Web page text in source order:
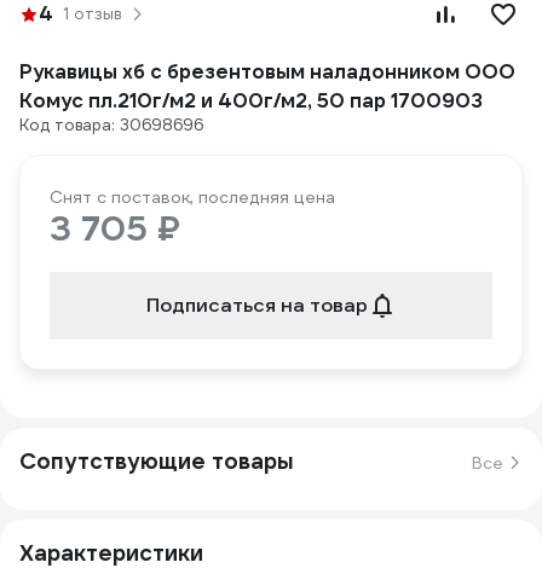
4 1 отзыв
Рукавицы хб с брезентовым наладонником ООО
Комус пл.210г/м2 и 400г/м2, 50 пар 1700903
Код товара: 30698696
Снят с поставок, последняя цена
3 705 ₽
Подписаться на товар
Сопутствующие товары Все
Характеристики